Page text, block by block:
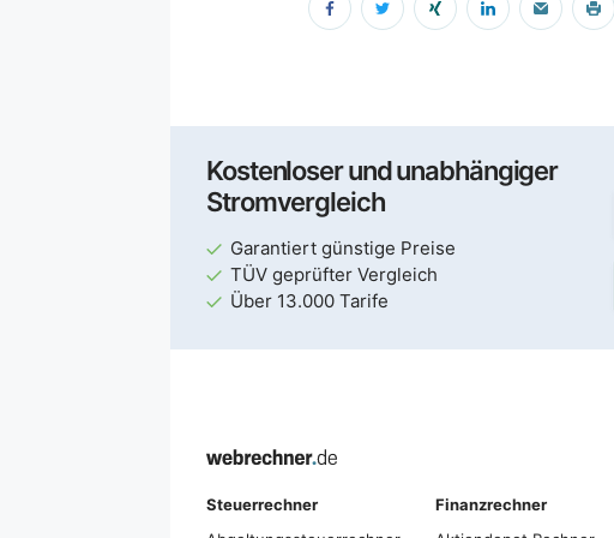
Kostenloser und unabhängiger
Stromvergleich
Garantiert günstige Preise
TÜV geprüfter Vergleich
Über 13.000 Tarife
Steuerrechner
Finanzrechner